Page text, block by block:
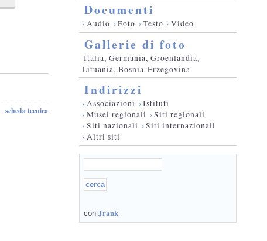
- scheda tecnica
Documenti
› Audio ›Foto › Testo › Video
Gallerie di foto
Italia, Germania, Groenlandia,
Lituania, Bosnia-Erzegovina
Indirizzi
› Associazioni ›Istituti
› Musei regionali ›Siti regionali
› Siti nazionali ›Siti internazionali
› Altri siti
con Jrank